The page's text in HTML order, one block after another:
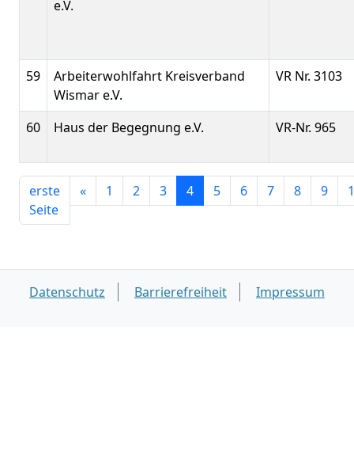
e.V.
59
Arbeiterwohlfahrt Kreisverband
Wismar e.V.
VR Nr. 3103
60 Haus der Begegnung e.V. VR-Nr. 965
erste
Seite
« 1 2 3 4 5 6 7 8 9
Datenschutz Barrierefreiheit Impressum